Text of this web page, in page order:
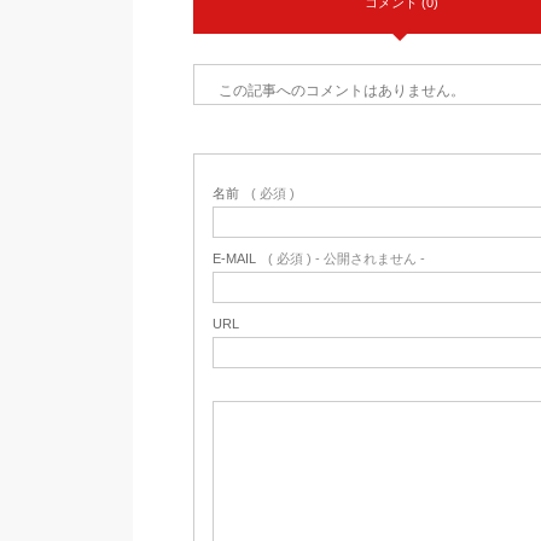
この記事へのコメントはありません。
名前 ( 必須 )
E-MAIL ( 必須 ) - 公開されません -
URL